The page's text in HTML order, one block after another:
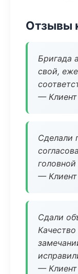
Отзывы
Бригада
свой,
—
Сделали
—
Сдали
Качество
—